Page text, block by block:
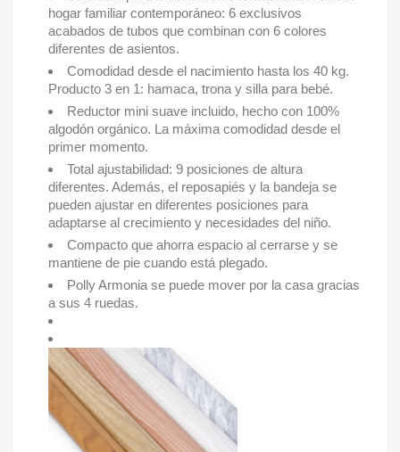
hogar familiar contemporáneo: 6 exclusivos
acabados de tubos que combinan con 6 colores
diferentes de asientos.
Comodidad desde el nacimiento hasta los 40 kg.
Producto 3 en 1: hamaca, trona y silla para bebé.
Reductor mini suave incluido, hecho con 100%
algodón orgánico. La máxima comodidad desde el
primer momento.
Total ajustabilidad: 9 posiciones de altura
diferentes. Además, el reposapiés y la bandeja se
pueden ajustar en diferentes posiciones para
adaptarse al crecimiento y necesidades del niño.
Compacto que ahorra espacio al cerrarse y se
mantiene de pie cuando está plegado.
Polly Armonia se puede mover por la casa gracias
a sus 4 ruedas.